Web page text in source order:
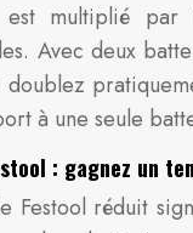
multiplié par
Avec deux
à une seule
: gagnez un
Festool réduit